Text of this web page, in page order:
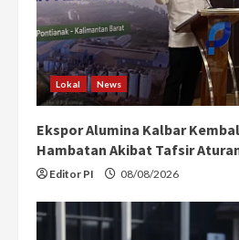
Lokal News
Ekspor Alumina Kalbar
Hambatan Akibat Tafsir
Editor PI 08/08/2026